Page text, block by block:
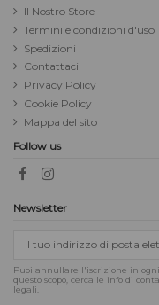
Il Nostro Store
Termini e condizioni d'uso
Spedizioni
Contattaci
Privacy Policy
Cookie Policy
Mappa del sito
Follow us
Newsletter
Puoi annullare l'iscrizione in
questo scopo, cerca le info di
legali.